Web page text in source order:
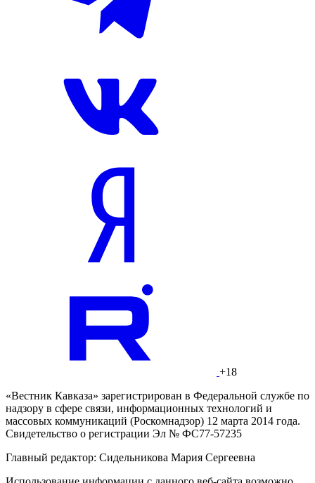
+18
«Вестник Кавказа» зарегистрирован в Федеральной службе по
надзору в сфере связи, информационных технологий и
массовых коммуникаций (Роскомнадзор) 12 марта 2014 года.
Свидетельство о регистрации Эл № ФС77-57235
Главный редактор: Сидельникова Мария Сергеевна